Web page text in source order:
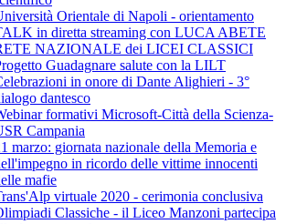
Orientale di Napoli - orientamento
in diretta streaming con LUCA ABETE
NAZIONALE dei LICEI CLASSICI
Guadagnare salute con la LILT
in onore di Dante Alighieri - 3°
dantesco
formativi Microsoft-Città della Scienza-
Campania
marzo: giornata nazionale della Memoria e
in ricordo delle vittime innocenti
mafie
virtuale 2020 - cerimonia conclusiva
Classiche - il Liceo Manzoni partecipa